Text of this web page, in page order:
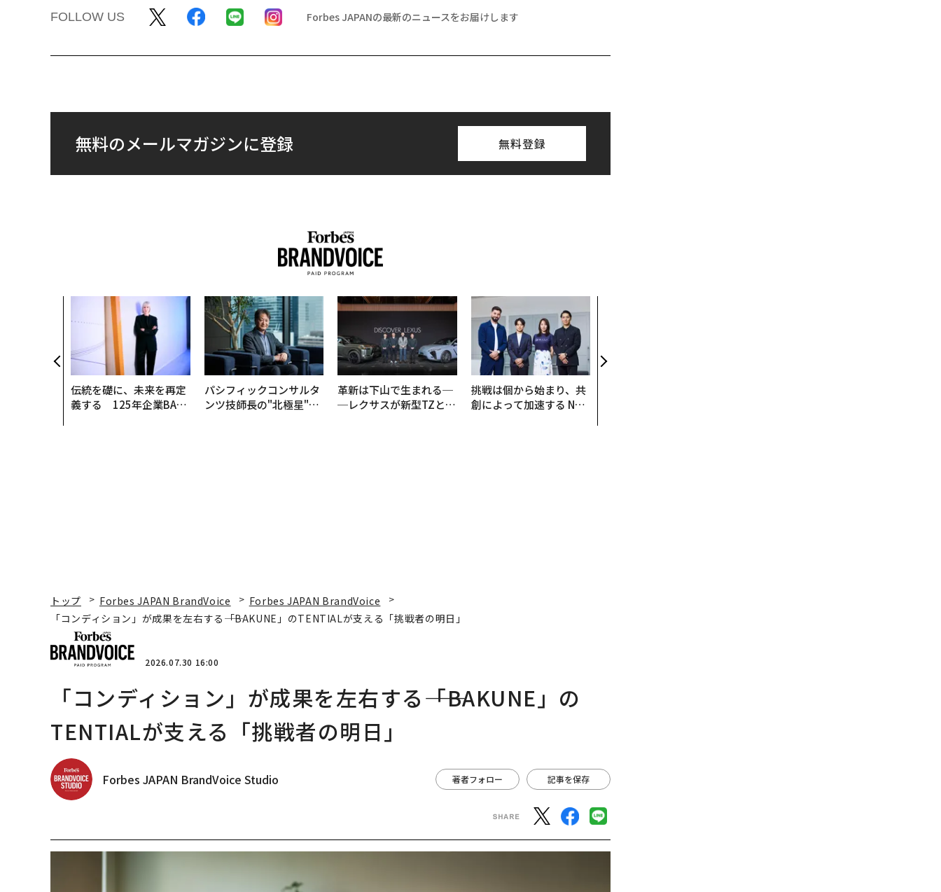
FOLLOW US Forbes JAPANの最新のニュースをお届けします
無料のメールマガジンに登録 無料登録
伝統を礎に、未来を再定
義する 125年企業BAT
パシフィックコンサルタ
ンツ技師長の"北極星"。
革新は下山で生まれる─
─レクサスが新型TZとE
挑戦は個から始まり、共
創によって加速する NOR
くり方
トップ Forbes JAPAN BrandVoice
Forbes JAPAN BrandVoice
「コンディション」が成果を左右する――「BAKUNE」のTENTIALが支える「挑戦者の明日」
2026.07.30 16:00
「コンディション」が成果を左右する――「BAKUNE」の
TENTIALが支える「挑戦者の明日」
Forbes JAPAN BrandVoice Studio 著者フォロー 記事を保存